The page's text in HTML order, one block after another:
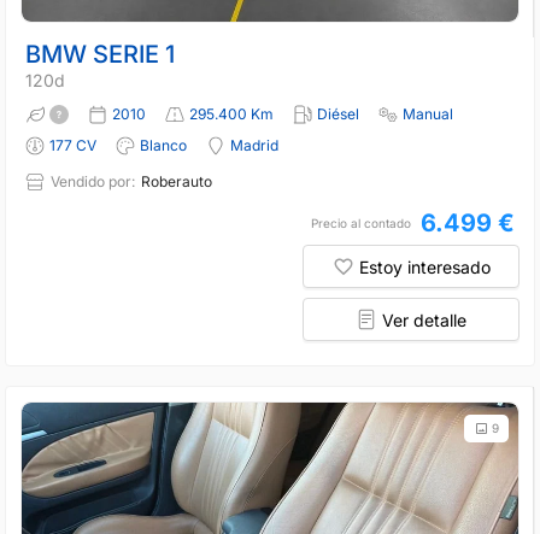
BMW SERIE 1
120d
2010 295.400 Km Diésel
Manual
177 CV
Blanco
Madrid
Vendido por: Roberauto
Precio al contado 6.499 €
Estoy interesado
Ver detalle
9